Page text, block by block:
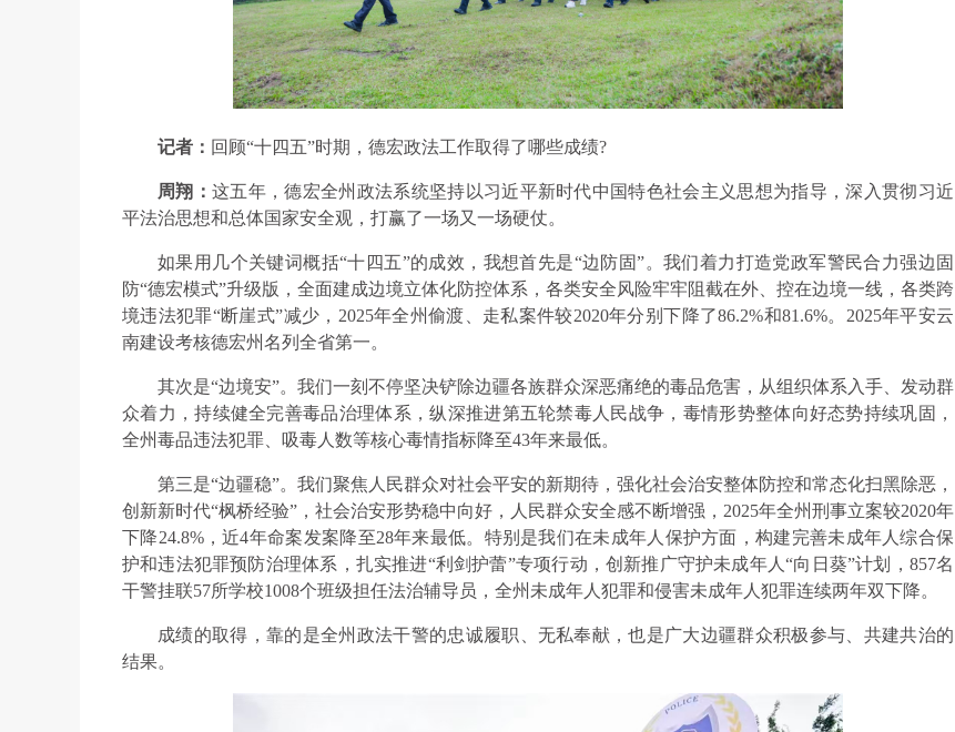
记者： 回顾“十四五”时期，德宏政法工作取得了哪些成绩?
周翔： 这五年，德宏全州政法系统坚持以习近平新时代中国特色社会主义思想为指导，深入贯彻习近
平法治思想和总体国家安全观，打赢了一场又一场硬仗。
如果用几个关键词概括“十四五”的成效，我想首先是“边防固”。我们着力打造党政军警民合力强边固
防“德宏模式”升级版，全面建成边境立体化防控体系，各类安全风险牢牢阻截在外、控在边境一线，各类跨
境违法犯罪“断崖式”减少，2025年全州偷渡、走私案件较2020年分别下降了86.2%和81.6%。2025年平安云
南建设考核德宏州名列全省第一。
其次是“边境安”。我们一刻不停坚决铲除边疆各族群众深恶痛绝的毒品危害，从组织体系入手、发动群
众着力，持续健全完善毒品治理体系，纵深推进第五轮禁毒人民战争，毒情形势整体向好态势持续巩固，
全州毒品违法犯罪、吸毒人数等核心毒情指标降至43年来最低。
第三是“边疆稳”。我们聚焦人民群众对社会平安的新期待，强化社会治安整体防控和常态化扫黑除恶，
创新新时代“枫桥经验”，社会治安形势稳中向好，人民群众安全感不断增强，2025年全州刑事立案较2020年
下降24.8%，近4年命案发案降至28年来最低。特别是我们在未成年人保护方面，构建完善未成年人综合保
护和违法犯罪预防治理体系，扎实推进“利剑护蕾”专项行动，创新推广守护未成年人“向日葵”计划，857名
干警挂联57所学校1008个班级担任法治辅导员，全州未成年人犯罪和侵害未成年人犯罪连续两年双下降。
成绩的取得，靠的是全州政法干警的忠诚履职、无私奉献，也是广大边疆群众积极参与、共建共治的
结果。